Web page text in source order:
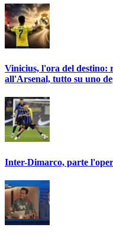
Vinicius, l'ora del destino:
all'Arsenal, tutto su uno
Inter-Dimarco, parte